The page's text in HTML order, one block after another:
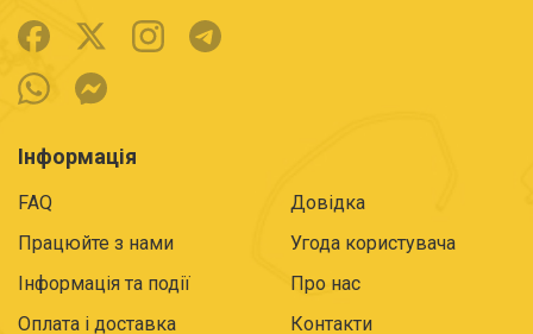
Інформація
FAQ
Довідка
Працюйте з нами
Угода користувача
Інформація та події
Про нас
Оплата і доставка
Контакти